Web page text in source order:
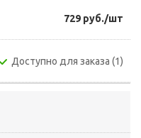
729 руб./шт
Доступно для заказа (1)